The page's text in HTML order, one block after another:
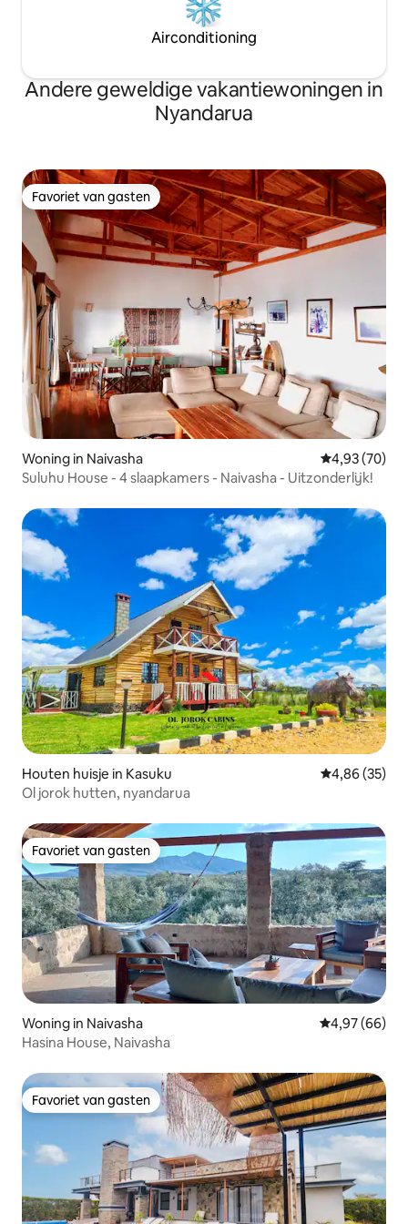
Airconditioning
Andere geweldige vakantiewoningen in
Nyandarua
Favoriet van gasten
Favoriet van gasten
Woning in Naivasha Gemiddelde
4,93 (70)
Suluhu House - 4 slaapkamers - Naivasha - Uitzonderlijk!
Houten huisje in Kasuku Gemiddelde
4,86 (35)
Ol jorok hutten, nyandarua
Favoriet van gasten
Favoriet van gasten
Woning in Naivasha Gemiddelde
4,97 (66)
Hasina House, Naivasha
Favoriet van gasten
Favoriet van gasten